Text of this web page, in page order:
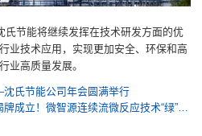
氏节能将继续发挥在技术研发方面的优
业技术应用，实现更加安全、环保和高
业高质量发展。
氏节能公司年会圆满举行
沈氏节能:两个“中心”在豫揭牌成立！微智源连续流微反应技术“绿”启新程